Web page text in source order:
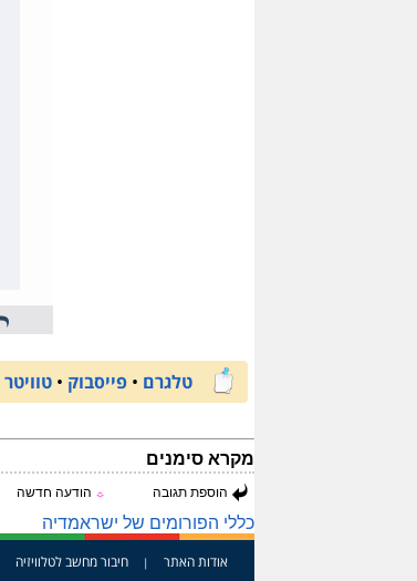
טלגרם • פייסבוק • טוויטר
מקרא סימנים
הוספת תגובה ☼ הודעה חדשה
כללי הפורומים של ישראמדיה
אודות האתר | חיבור מחשב לטלוויזיה